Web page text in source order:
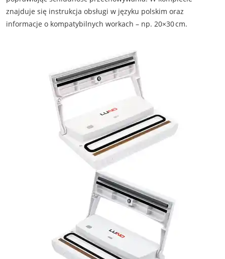
znajduje się instrukcja obsługi w języku polskim oraz
informacje o kompatybilnych workach – np. 20×30 cm.